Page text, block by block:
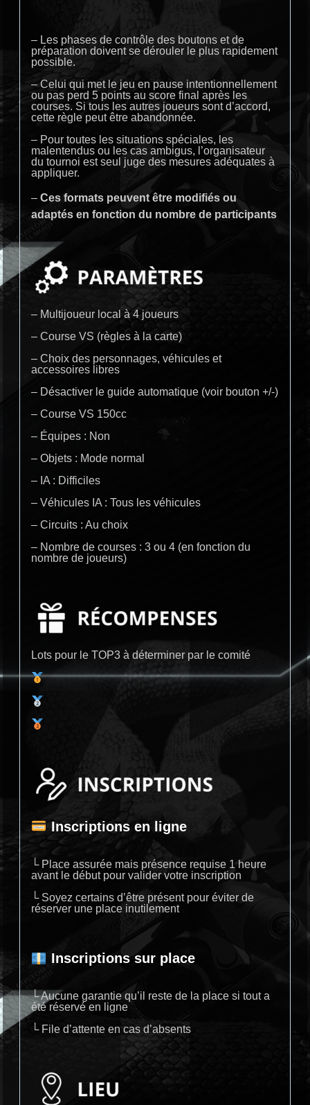
– Les phases de contrôle des boutons et de
préparation doivent se dérouler le plus rapidement
possible.
– Celui qui met le jeu en pause intentionnellement
ou pas perd 5 points au score final après les
courses. Si tous les autres joueurs sont d’accord,
cette règle peut être abandonnée.
– Pour toutes les situations spéciales, les
malentendus ou les cas ambigus, l’organisateur
du tournoi est seul juge des mesures adéquates à
appliquer.
– Ces formats peuvent être modifiés ou
adaptés en fonction du nombre de participants
– Multijoueur local à 4 joueurs
– Course VS (règles à la carte)
– Choix des personnages, véhicules et
accessoires libres
– Désactiver le guide automatique (voir bouton +/-)
– Course VS 150cc
– Équipes : Non
– Objets : Mode normal
– IA : Difficiles
– Véhicules IA : Tous les véhicules
– Circuits : Au choix
– Nombre de courses : 3 ou 4 (en fonction du
nombre de joueurs)
Lots pour le TOP3 à déterminer par le comité
Inscriptions en ligne
└ Place assurée mais présence requise 1 heure
avant le début pour valider votre inscription
└ Soyez certains d’être présent pour éviter de
réserver une place inutilement
Inscriptions sur place
└ Aucune garantie qu’il reste de la place si tout a
été réservé en ligne
└ File d’attente en cas d’absents